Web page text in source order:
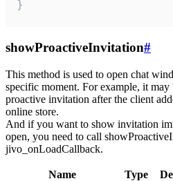
}
showProactiveInvitation#
This method is used to open chat
specific moment. For example, it
proactive invitation after the client
online store.
And if you want to show invitation
open, you need to call
jivo_onLoadCallback.
Name Type